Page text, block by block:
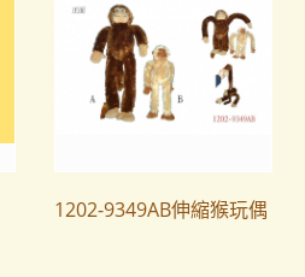
1202-9349AB伸縮猴玩偶